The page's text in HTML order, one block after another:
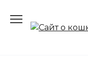
содержанию